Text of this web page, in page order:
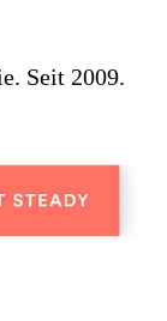
Seit 2009.